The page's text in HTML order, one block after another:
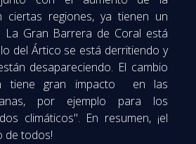
ciertas regiones, ya tienen un
La Gran Barrera de Coral está
del Ártico se está derritiendo y
desapareciendo. El cambio
tiene gran impacto en las
por ejemplo para los
climáticos". En resumen, ¡el
de todos!